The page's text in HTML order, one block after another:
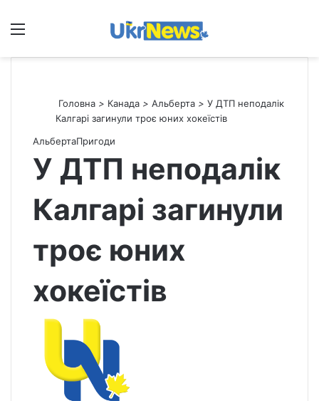
Меню
Головна > Канада > Альберта > У ДТП неподалік
Калгарі загинули троє юних хокеїстів
АльбертаПригоди
У ДТП неподалік
Калгарі загинули
троє юних
хокеїстів